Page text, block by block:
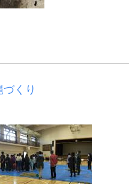
くり